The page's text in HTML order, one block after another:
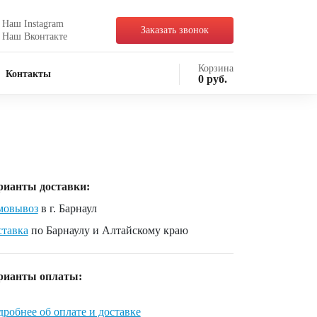
Наш Instagram
Наш Вконтакте
Заказать звонок
Контакты
Корзина
0руб.
доставки:
в г. Барнаул
по Барнаулу и Алтайскому краю
оплаты:
об оплате и доставке